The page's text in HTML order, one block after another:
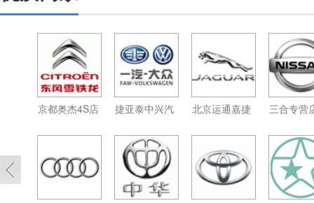
京都奥杰4S店 捷亚泰中兴汽 北京运通嘉捷 三合专营